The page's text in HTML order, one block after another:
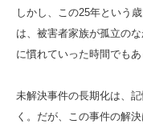
しかし、この25年という
は、被害者家族が孤立の
に慣れていった時間でもあ
未解決事件の長期化は、
く。だが、この事件の解